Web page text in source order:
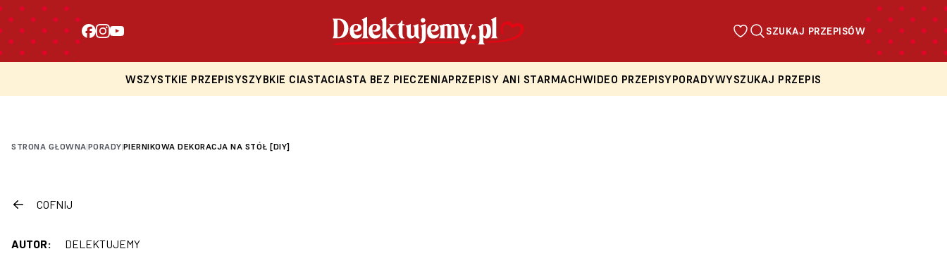
SZUKAJ PRZEPISÓW
WSZYSTKIE PRZEPISYSZYBKIE CIASTACIASTA BEZ PIECZENIAPRZEPISY ANI STARMACHWIDEO PRZEPISYPORADYWYSZUKAJ PRZEPIS
STRONA GŁOWNA|PORADY|PIERNIKOWA DEKORACJA NA STÓŁ [DIY]
COFNIJ
AUTOR: DELEKTUJEMY